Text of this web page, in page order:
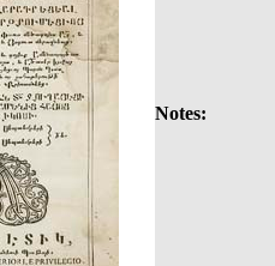
Notes: